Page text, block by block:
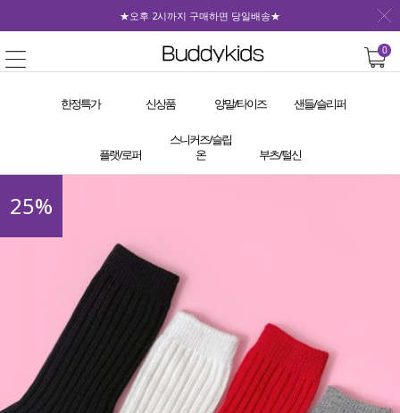
★오후 2시까지 구매하면 당일배송★
0
한정특가 신상품 양말/타이즈 샌들/슬리퍼
플랫/로퍼
스니커즈/슬립
온
부츠/털신
25%